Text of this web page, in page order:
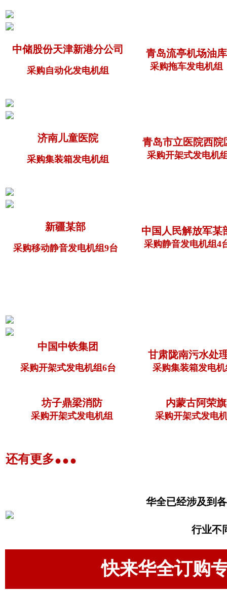
中储股份天津新港分公司
采购自动化发电机组
青岛流亭机场油库
采购拖车发电机组
济南儿童医院
采购集装箱发电机组
青岛市立医院西院
采购开架式发电机
新疆某部
采购移动静音发电机组9台
中国人民解放军某
采购静音发电机组4
中国中铁集团
采购开架式发电机组6台
甘肃陇南污水处
采购集装箱发电机
坊子鼎梁消防
采购开架式发电机组
内蒙古阿荣旗
采购开架式发电
还有更多...
华全已经涉及到
行业不
快来华全订购